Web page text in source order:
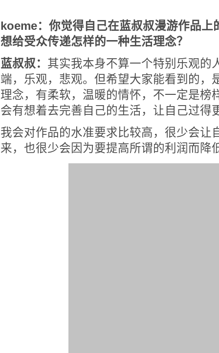
koeme：你觉得自己在蓝叔叔漫游作品上
想给受众传递怎样的一种生活理念？
蓝叔叔： 其实我本身不算一个特别乐观的
端，乐观，悲观。但希望大家能看到的，
理念，有柔软，温暖的情怀，不一定是榜
会有想着去完善自己的生活，让自己过得
我会对作品的水准要求比较高，很少会让
来，也很少会因为要提高所谓的利润而降